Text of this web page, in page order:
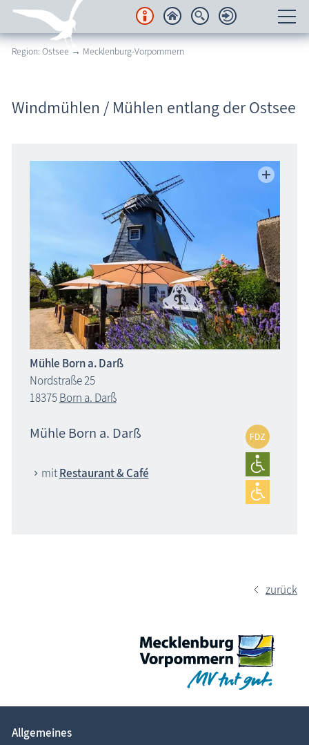
Unterkünfte
Karten
Veranstaltungen
Blog
Region: Ostsee → Mecklenburg-Vorpommern
Windmühlen / Mühlen entlang der Ostsee
Mühle Born a. Darß
Nordstraße 25
18375Born a. Darß
Mühle Born a. Darß
mitRestaurant & Café
zurück
Allgemeines